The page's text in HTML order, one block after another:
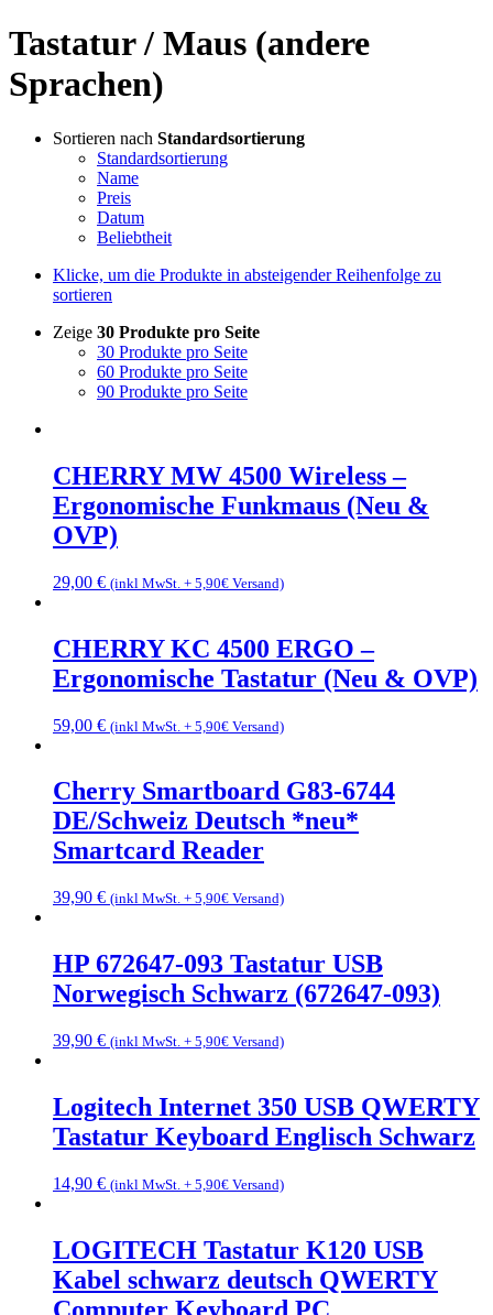
Tastatur / Maus (andere
Sprachen)
Sortieren nach Standardsortierung
Standardsortierung
Name
Preis
Datum
Beliebtheit
Klicke, um die Produkte in absteigender Reihenfolge zu
sortieren
Zeige 30 Produkte pro Seite
30 Produkte pro Seite
60 Produkte pro Seite
90 Produkte pro Seite
CHERRY MW 4500 Wireless –
Ergonomische Funkmaus (Neu &
OVP)
29,00 € (inkl MwSt. + 5,90€ Versand)
CHERRY KC 4500 ERGO –
Ergonomische Tastatur (Neu & OVP)
59,00 € (inkl MwSt. + 5,90€ Versand)
Cherry Smartboard G83-6744
DE/Schweiz Deutsch *neu*
Smartcard Reader
39,90 € (inkl MwSt. + 5,90€ Versand)
HP 672647-093 Tastatur USB
Norwegisch Schwarz (672647-093)
39,90 € (inkl MwSt. + 5,90€ Versand)
Logitech Internet 350 USB QWERTY
Tastatur Keyboard Englisch Schwarz
14,90 € (inkl MwSt. + 5,90€ Versand)
LOGITECH Tastatur K120 USB
Kabel schwarz deutsch QWERTY